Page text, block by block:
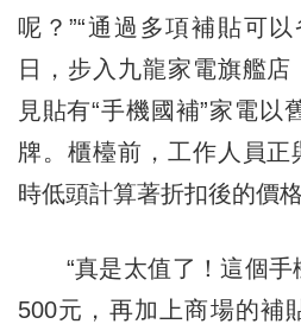
呢？”“通過多項補貼可
日，步入九龍家電旗艦
見貼有“手機國補”家電以
牌。櫃檯前，工作人員正
時低頭計算著折扣後的價
“真是太值了！這個手
500元，再加上商場的補